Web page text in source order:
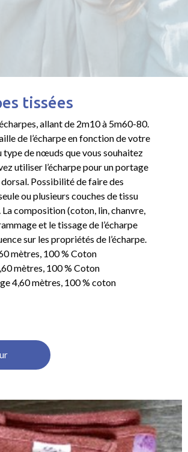
tissées
allant de 2m10 à 5m60-80.
de l’écharpe en fonction de votre
de nœuds que vous souhaitez
utiliser l’écharpe pour un portage
Possibilité de faire des
ou plusieurs couches de tissu
La composition (coton, lin, chanvre,
et le tissage de l’écharpe
sur les propriétés de l’écharpe.
mètres, 100 % Coton
mètres, 100 % Coton
4,60 mètres, 100 % coton